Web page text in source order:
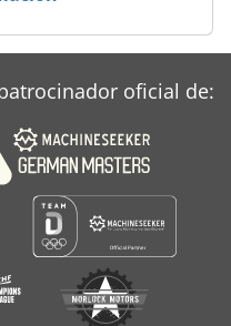
oficial de: